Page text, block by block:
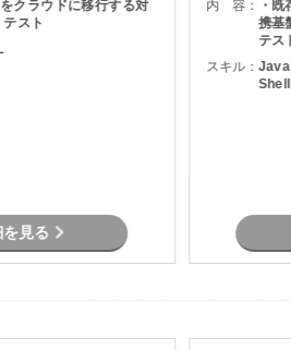
をクラウドに移行する対
スト
を見る
内 容：
・
携基
テス
スキル： Java